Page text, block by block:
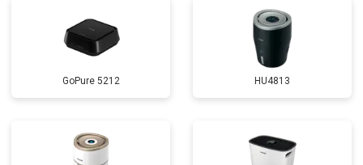
GoPure 5212 HU4813